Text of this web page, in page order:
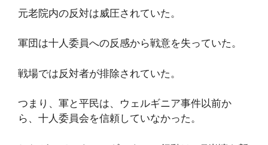
元老院内の反対は威圧されていた。
軍団は十人委員への反感から戦意を失っていた。
戦場では反対者が排除されていた。
つまり、軍と平民は、ウェルギニア事件以前か
ら、十人委員会を信頼していなかった。